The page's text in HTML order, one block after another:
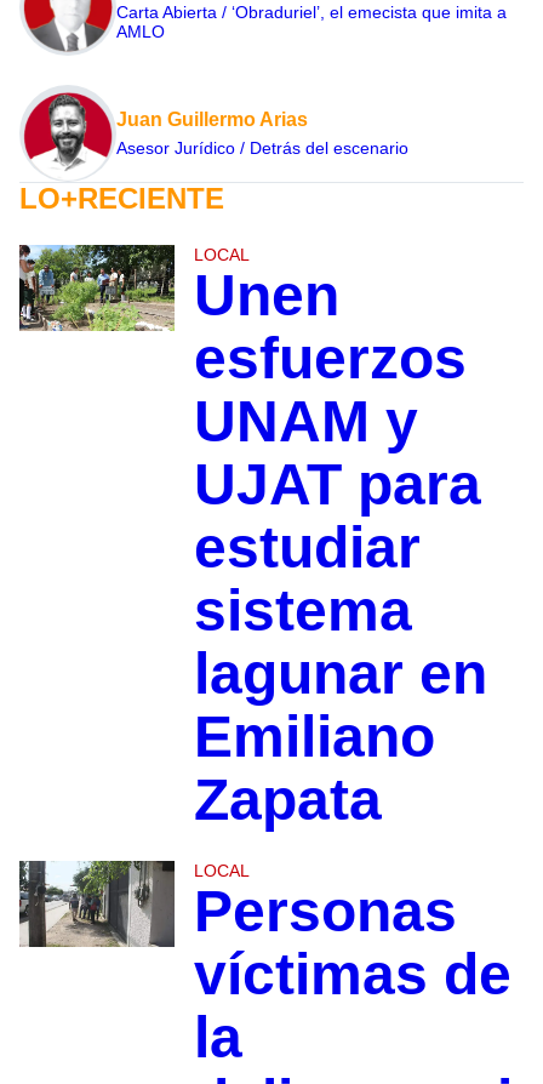
Carta Abierta / ‘Obraduriel’, el emecista que imita a
AMLO
Juan Guillermo Arias
Asesor Jurídico / Detrás del escenario
LO+RECIENTE
LOCAL
Unen
esfuerzos
UNAM y
UJAT para
estudiar
sistema
lagunar en
Emiliano
Zapata
LOCAL
Personas
víctimas de
la